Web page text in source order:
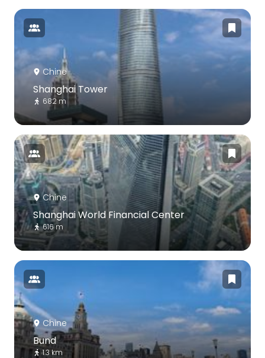
Chine
Shanghai Tower
682 m
Chine
Shanghai World Financial Center
616 m
Chine
Bund
1.3 km